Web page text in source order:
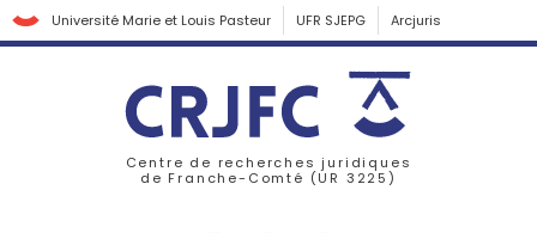
Université Marie et Louis Pasteur UFR SJEPG Arcjuris
Centre de recherches juridiques
de Franche-Comté (UR 3225)